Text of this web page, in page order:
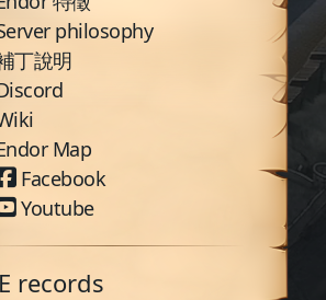
philosophy
丁說明
Map
Facebook
Youtube
records